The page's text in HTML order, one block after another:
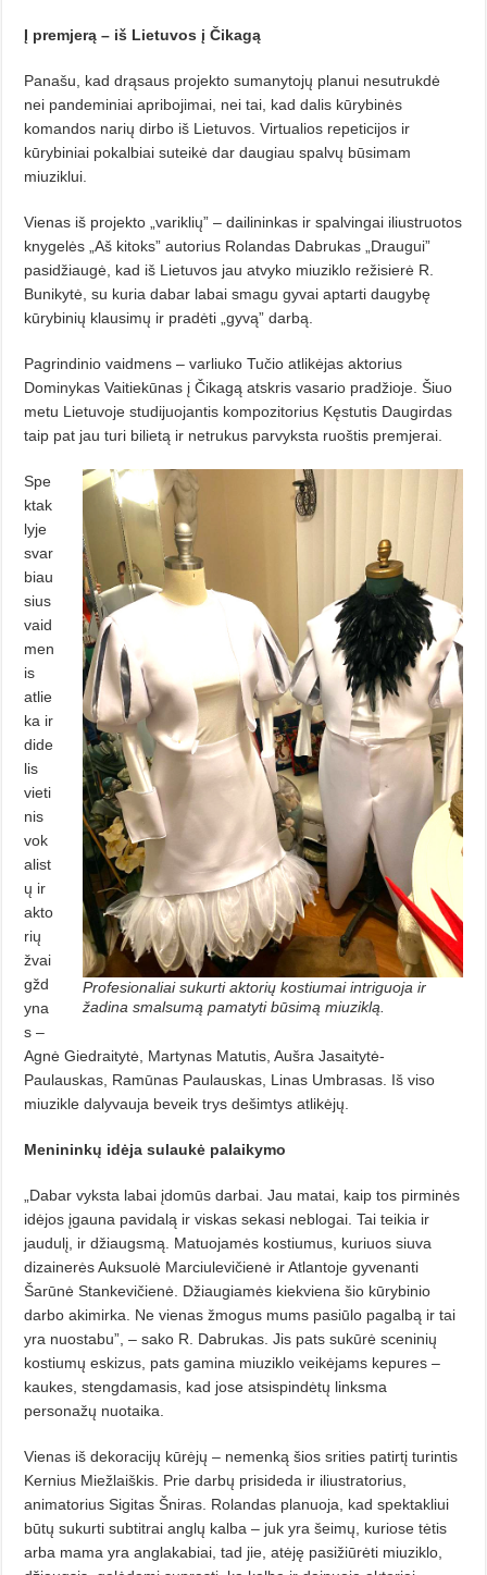
Į premjerą – iš Lietuvos į Čikagą
Panašu, kad drąsaus projekto sumanytojų planui nesutrukdė
nei pan­deminiai apribojimai, nei tai, kad dalis kūrybinės
komandos narių dirbo iš Lietuvos. Virtualios repeticijos ir
kūrybiniai pokalbiai suteikė dar daugiau spalvų būsimam
miuziklui.
Vienas iš projekto „variklių” – dai­lininkas ir spalvingai iliustruotos
knygelės „Aš kitoks” autorius Rolandas Dabrukas „Draugui”
pasidžiaugė, kad iš Lietuvos jau atvyko miuziklo režisierė R.
Bunikytė, su kuria dabar labai smagu gyvai aptarti daugybę
kūrybinių klausimų ir pradėti „gyvą” darbą.
Pagrindinio vaidmens – varliuko Tu­čio atlikėjas aktorius
Dominykas Vaitiekūnas į Čikagą atskris vasario pradžioje. Šiuo
metu Lietuvoje studijuojantis kompozitorius Kęstutis Daugirdas
taip pat jau turi bilietą ir netru­kus parvyksta ruoštis premjerai.
Profesionaliai sukurti aktorių kostiumai intriguoja ir
žadina smalsumą pamatyti būsimą miuziklą.
Spe
ktak
lyje
svar
biau
sius
vaid
men
is
atlie
ka ir
dide
lis
vieti
nis
vok
alist
ų ir
akto
rių
žvai
gžd
yna
s –
Agnė Giedrai­tytė, Martynas Matutis, Aušra Jasaitytė-
Paulauskas, Ramūnas Paulauskas, Linas Umbrasas. Iš viso
miuzikle dalyvauja beveik trys dešimtys atlikėjų.
Menininkų idėja sulaukė palaikymo
„Dabar vyksta labai įdomūs darbai. Jau matai, kaip tos pirminės
idėjos įgauna pavidalą ir viskas sekasi neblogai. Tai teikia ir
jaudulį, ir džiaugsmą. Matuojamės kostiumus, kuriuos siuva
dizainerės Auksuolė Marciulevičienė ir Atlantoje gyvenanti
Šarūnė Stankevičienė. Džiaugiamės kiekviena šio kūrybinio
darbo akimirka. Ne vienas žmogus mums pasiūlo pagalbą ir tai
yra nuostabu”, – sako R. Dabrukas. Jis pats sukūrė sceninių
kostiumų eskizus, pats gamina miuziklo veikėjams kepures –
kaukes, stengdamasis, kad jose atsispindėtų linksma
personažų nuotaika.
Vienas iš dekoracijų kūrėjų – nemenką šios srities patirtį turintis
Kernius Miežlaiškis. Prie darbų prisideda ir iliustratorius,
animatorius Sigitas Šniras. Rolandas planuoja, kad spektak­liui
būtų sukurti subtitrai anglų kalba – juk yra šeimų, kuriose tėtis
arba mama yra anglakabiai, tad jie, atėję pasižiūrėti miuziklo,